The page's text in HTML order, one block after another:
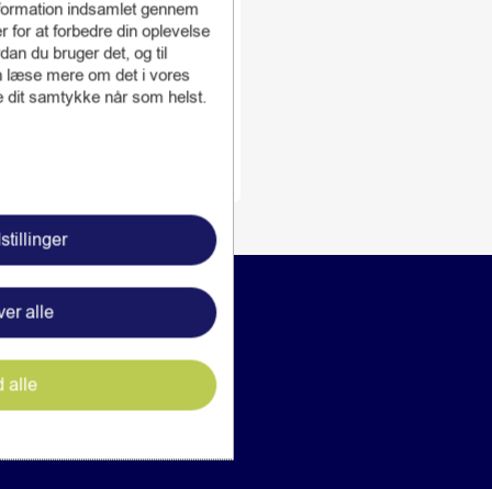
Pro Mat G5
kr.165,00
indsamlet gennem
for at forbedre din oplevelse
du bruger det, og til
læse mere om det i vores
dit samtykke når som helst.
alle
alle